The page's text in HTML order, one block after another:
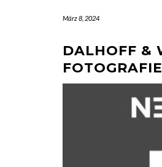
März 8, 2024
DALHOFF &